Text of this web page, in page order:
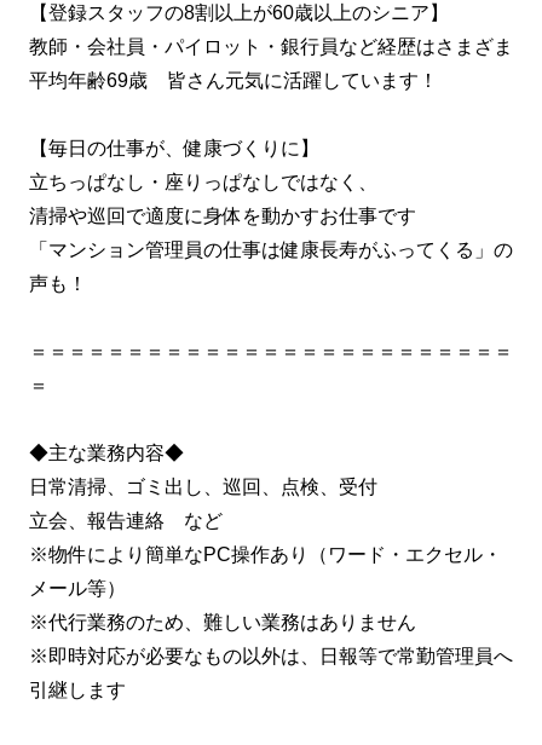
【登録スタッフの8割以上が60歳以上のシニア】
教師・会社員・パイロット・銀行員など経歴はさまざま
平均年齢69歳 皆さん元気に活躍しています！
【毎日の仕事が、健康づくりに】
立ちっぱなし・座りっぱなしではなく、
清掃や巡回で適度に身体を動かすお仕事です
「マンション管理員の仕事は健康長寿がふってくる」の
声も！
＝＝＝＝＝＝＝＝＝＝＝＝＝＝＝＝＝＝＝＝＝＝＝＝＝
＝
◆主な業務内容◆
日常清掃、ゴミ出し、巡回、点検、受付
立会、報告連絡 など
※物件により簡単なPC操作あり（ワード・エクセル・
メール等）
※代行業務のため、難しい業務はありません
※即時対応が必要なもの以外は、日報等で常勤管理員へ
引継します